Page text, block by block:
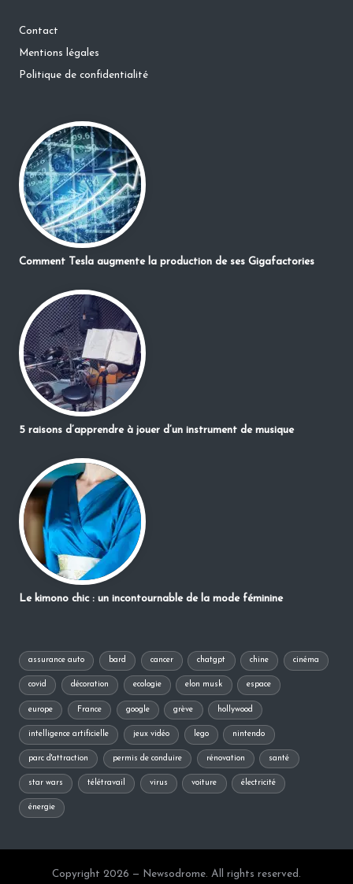
Contact
Mentions légales
Politique de confidentialité
Comment Tesla augmente la production de ses Gigafactories
5 raisons d’apprendre à jouer d’un instrument de musique
Le kimono chic : un incontournable de la mode féminine
assurance auto bard cancer chatgpt chine cinéma
covid décoration ecologie elon musk espace
europe France google grève hollywood
intelligence artificielle jeux vidéo lego nintendo
parc d'attraction permis de conduire rénovation santé
star wars télétravail virus voiture électricité
énergie
Copyright 2026 — Newsodrome. All rights reserved.